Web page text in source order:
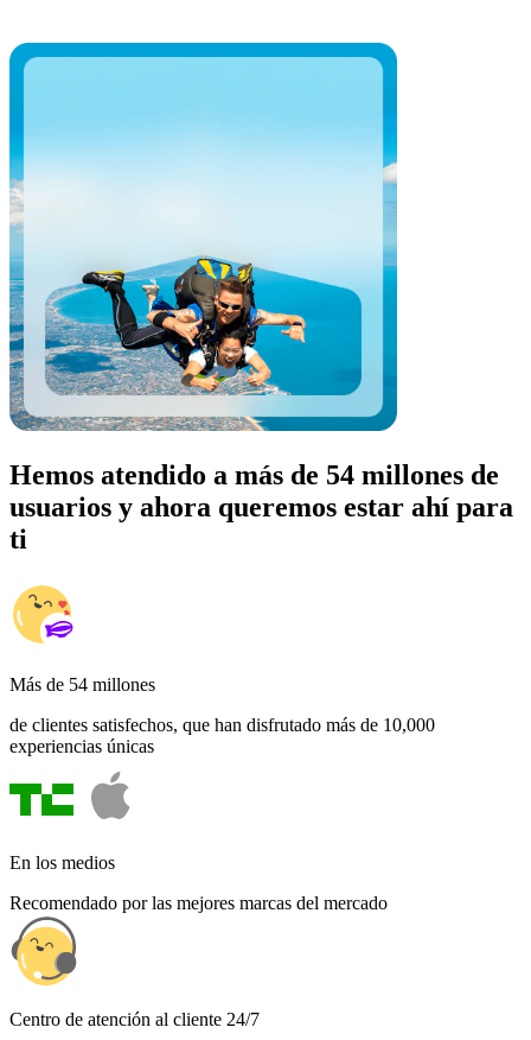
Hemos atendido a más de 54 millones de
usuarios y ahora queremos estar ahí para
ti
Más de 54 millones
de clientes satisfechos, que han disfrutado más de 10,000
experiencias únicas
En los medios
Recomendado por las mejores marcas del mercado
Centro de atención al cliente 24/7